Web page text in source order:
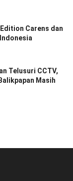
Carens dan
Telusuri CCTV,
Masih